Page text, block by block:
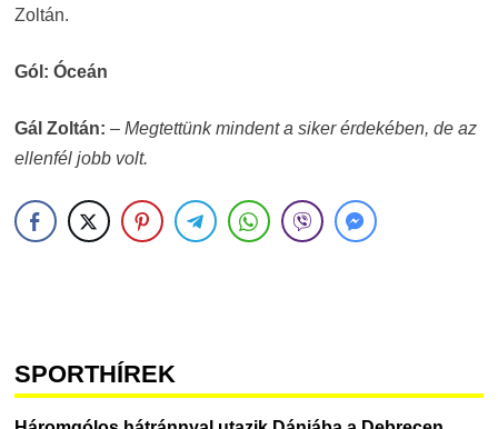
Zoltán.
Gól: Óceán
Gál Zoltán: – Megtettünk mindent a siker érdekében, de az
ellenfél jobb volt.
SPORTHÍREK